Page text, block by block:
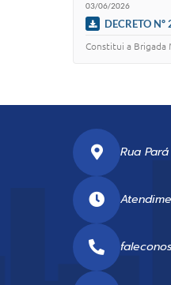
03/06/2026
DECRETO
Constitui a Brigada
Rua